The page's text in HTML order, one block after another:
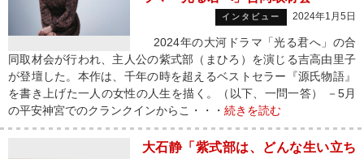
インタビュー 2024年1月5日
2024年の大河ドラマ「光る君へ」の合
同取材会が行われ、主人公の紫式部（まひろ）を演じる吉高由里子
が登壇した。本作は、千年の時を超えるベストセラー『源氏物語』
を書き上げた一人の女性の人生を描く。（以下、一問一答） －5月
の平安神宮でのクランクインからこ・・・ 続きを読む
大石静「紫式部は、どんな生い立ち